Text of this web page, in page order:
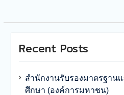
Recent Posts
สำนักงานรับรองมาตรฐาน
ศึกษา (องค์การมหาชน)